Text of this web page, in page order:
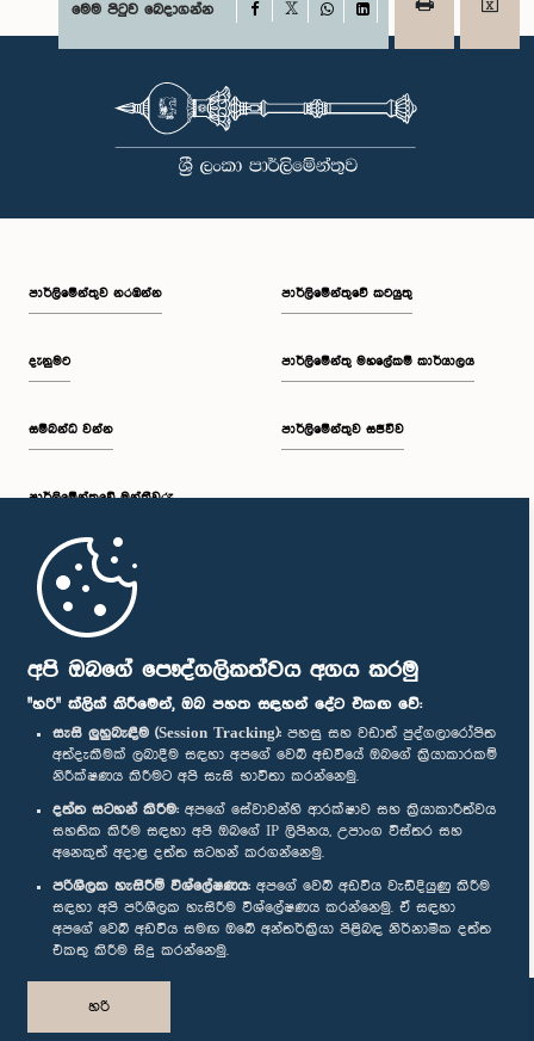
අපි ඔබගේ පෞද්ගලිකත්වය අගය කරමු
"හරි" ක්ලික් කිරීමෙන්, ඔබ පහත සඳහන් දේට එකඟ වේ:
සැසි ලුහුබැඳීම (Session Tracking): පහසු සහ වඩාත් පුද්ගලාරෝපිත
අත්දැකීමක් ලබාදීම සඳහා අපගේ වෙබ් අඩවියේ ඔබගේ ක්‍රියාකාරකම්
නිරීක්ෂණය කිරීමට අපි සැසි භාවිතා කරන්නෙමු.
දත්ත සටහන් කිරීම: අපගේ සේවාවන්හි ආරක්ෂාව සහ ක්‍රියාකාරීත්වය
සහතික කිරීම සඳහා අපි ඔබගේ IP ලිපිනය, උපාංග විස්තර සහ
අනෙකුත් අදාළ දත්ත සටහන් කරගන්නෙමු.
පරිශීලක හැසිරීම් විශ්ලේෂණය: අපගේ වෙබ් අඩවිය වැඩිදියුණු කිරීම
සඳහා අපි පරිශීලක හැසිරීම විශ්ලේෂණය කරන්නෙමු. ඒ සඳහා
අපගේ වෙබ් අඩවිය සමඟ ඔබේ අන්තර්ක්‍රියා පිළිබඳ නිර්නාමික දත්ත
එකතු කිරීම සිදු කරන්නෙමු.
හරි
මෙම පිටුව බෙදාගන්න Facebook
WhatsAppLinkedIn
පාර්ලි‌මේන්තුව නරඹන්න
දැනුමට
සම්බන්ධ වන්න
පාර්ලි‌මේන්තුවේ මන්ත්‍රීවරු
මුල් පිටුව
පාර්ලිමේන්තුවේ කටයුතු
පාර්ලිමේන්තු මහලේකම් කාර්යාලය
පාර්ලිමේන්තුව සජීවීව
පාර්ලිමේන්තු ජංගම යෙදුම
අප හා සම්බන්ධ වී සිටින්න :
සම්මාන
පෞද්ගලිකත්ව ප්‍රතිපත්තිය